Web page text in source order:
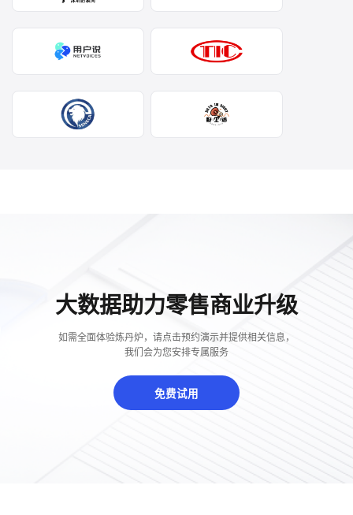
大数据助力零售商业升级
如需全面体验炼丹炉，请点击预约演示并提供相关信息，
我们会为您安排专属服务
免费试用